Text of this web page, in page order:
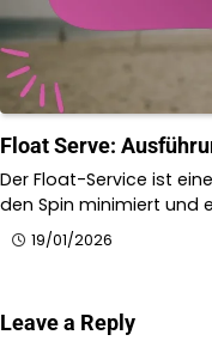
Float Serve:
Der Float-Service ist
den Spin minimiert und
19/01/2026
Leave a Reply